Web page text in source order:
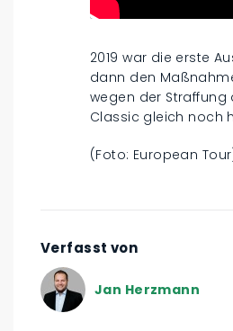
2019 war die erste
dann den
wegen der Straffung
Classic gleich noch
(Foto: European
Verfasst von
Jan Herzmann